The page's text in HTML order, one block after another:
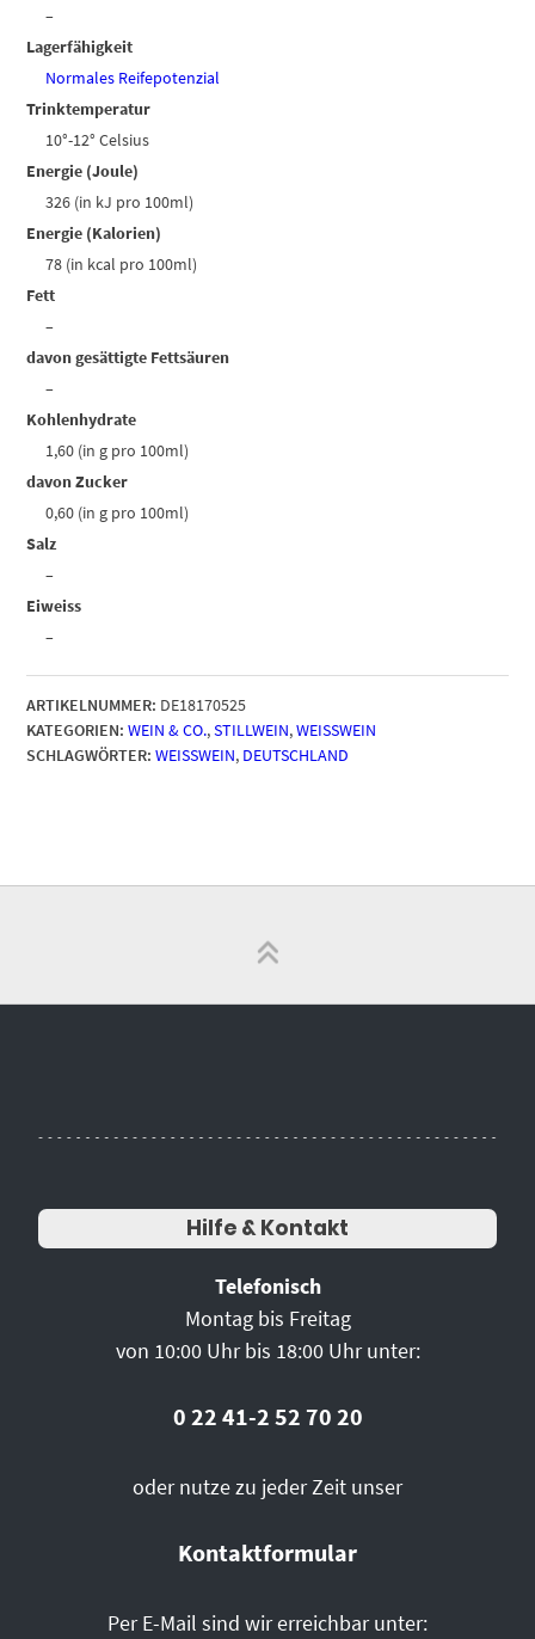
–
Lagerfähigkeit
Normales Reifepotenzial
Trinktemperatur
10°-12° Celsius
Energie (Joule)
326 (in kJ pro 100ml)
Energie (Kalorien)
78 (in kcal pro 100ml)
Fett
–
davon gesättigte Fettsäuren
–
Kohlenhydrate
1,60 (in g pro 100ml)
davon Zucker
0,60 (in g pro 100ml)
Salz
–
Eiweiss
–
ARTIKELNUMMER: DE18170525
KATEGORIEN: WEIN & CO.,STILLWEIN,WEISSWEIN
SCHLAGWÖRTER: WEISSWEIN , DEUTSCHLAND
Hilfe & Kontakt
Telefonisch
Montag bis Freitag
von 10:00 Uhr bis 18:00 Uhr unter:
0 22 41-2 52 70 20
oder nutze zu jeder Zeit unser
Kontaktformular
Per E-Mail sind wir erreichbar unter: